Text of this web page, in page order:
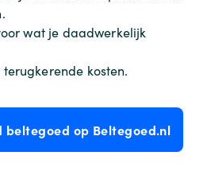
wat je daadwerkelijk
kosten.
beltegoed op Beltegoed.nl